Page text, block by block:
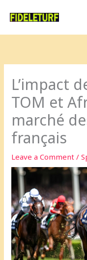
L’impact
TOM et
marché
français
Leave a Comment /